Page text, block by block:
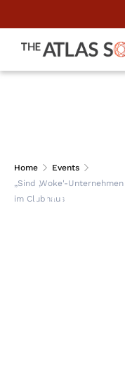
Home
Events
„Sind ‚Woke'-
im Clubhaus